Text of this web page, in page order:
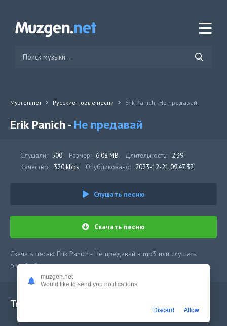
Музген.нет Русские новые песни Erik Panich - Не предавай
Erik Panich -Не предавай
Слушали: 500 Размер: 6.08 MB Длительность: 2:39
Качество: 320 kbps Опубликовано: 2023-12-21 09:47:32
Слушать песню
Скачать песню
Скачать песню Erik Panich - Не предавай в mp3 или слушать
онлайн бесплатно
Текст песни
muzgen.net
Would like to send you notifications
Discard Allow